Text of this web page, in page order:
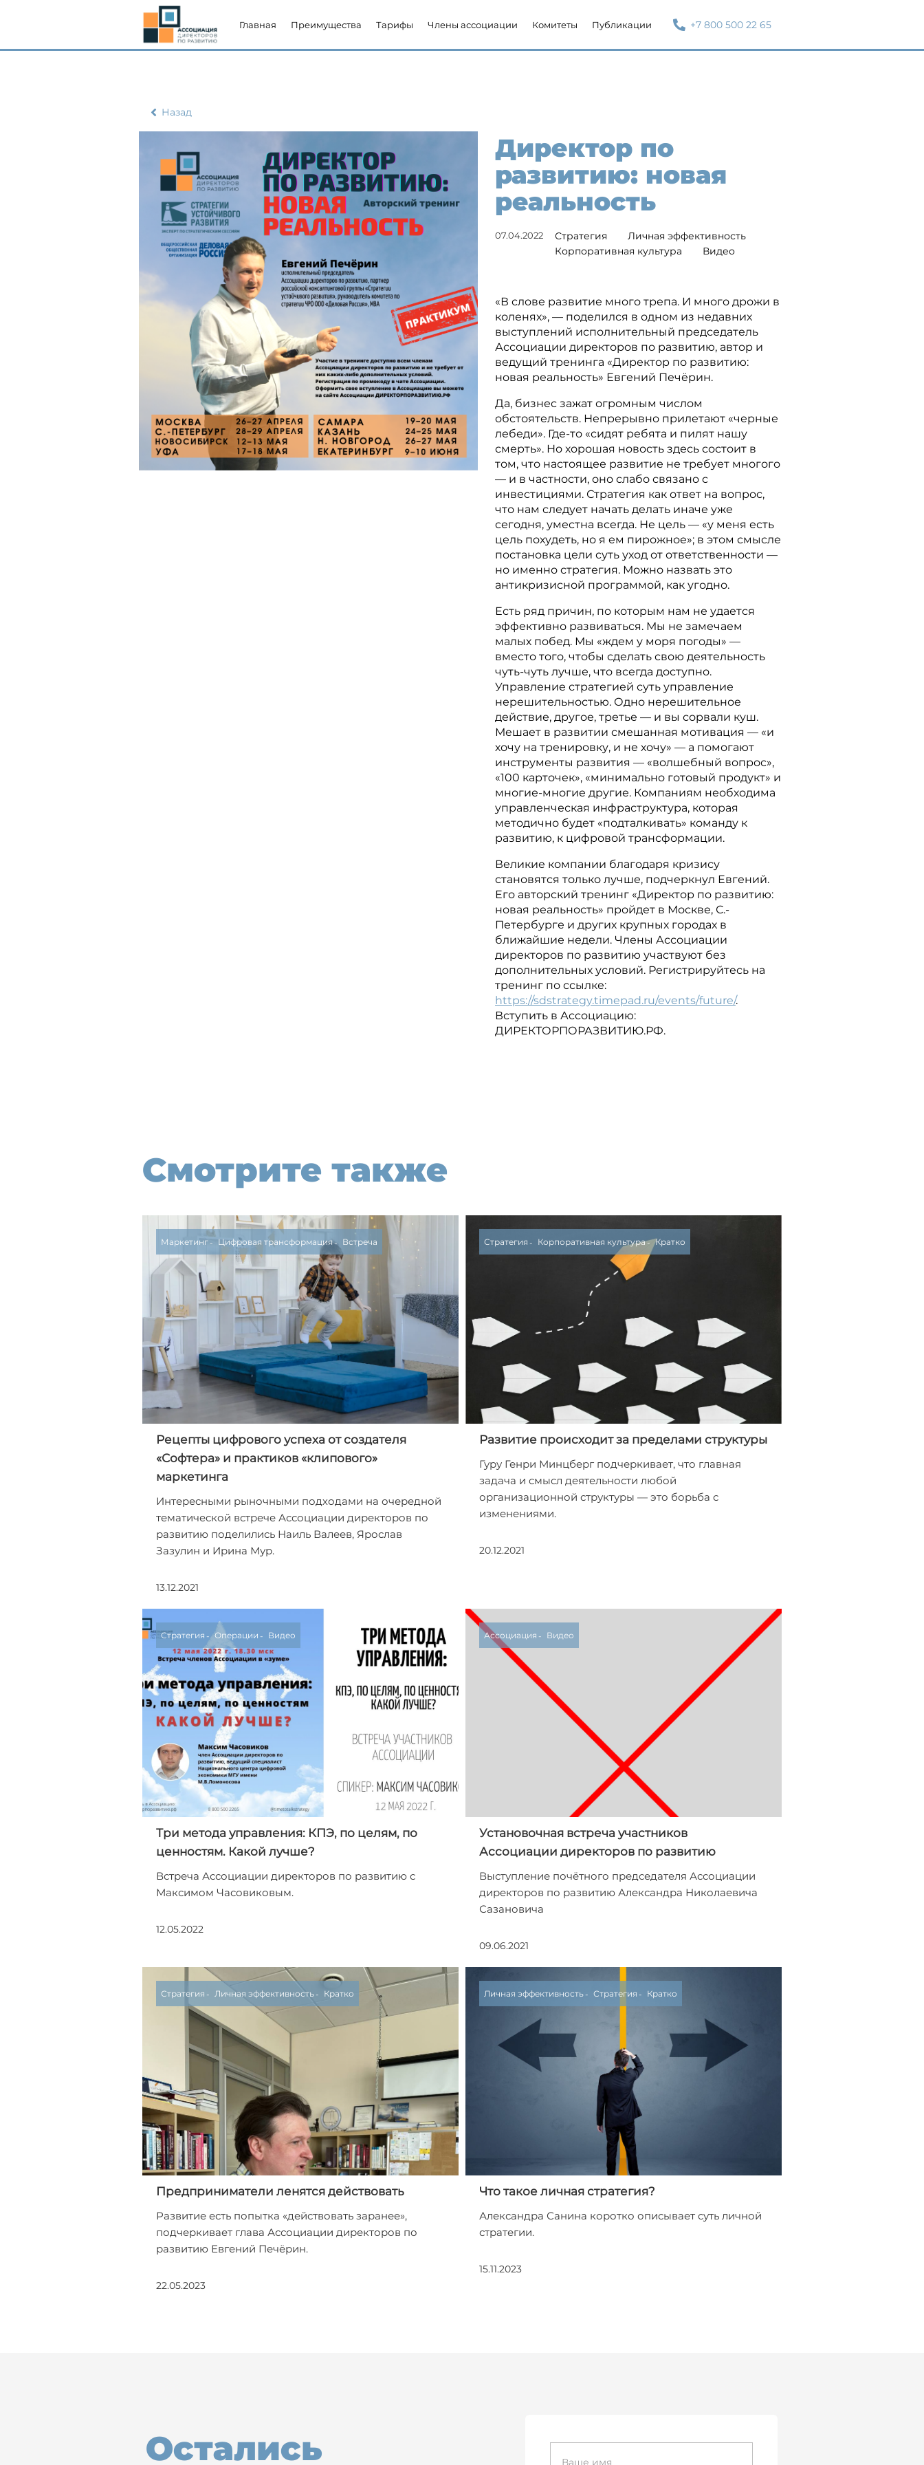
Главная Преимущества Тарифы Члены ассоциации Комитеты Публикации +7 800 500 22 65
Назад
Директор по
развитию: новая
реальность
07.04.2022 Стратегия
Личная эффективность
Корпоративная культура
Видео
«В слове развитие много трепа. И много дрожи в
коленях», — поделился в одном из недавних
выступлений исполнительный председатель
Ассоциации директоров по развитию, автор и
ведущий тренинга «Директор по развитию:
новая реальность» Евгений Печёрин.
Да, бизнес зажат огромным числом
обстоятельств. Непрерывно прилетают «черные
лебеди». Где-то «сидят ребята и пилят нашу
смерть». Но хорошая новость здесь состоит в
том, что настоящее развитие не требует многого
— и в частности, оно слабо связано с
инвестициями. Стратегия как ответ на вопрос,
что нам следует начать делать иначе уже
сегодня, уместна всегда. Не цель — «у меня есть
цель похудеть, но я ем пирожное»; в этом смысле
постановка цели суть уход от ответственности —
но именно стратегия. Можно назвать это
антикризисной программой, как угодно.
Есть ряд причин, по которым нам не удается
эффективно развиваться. Мы не замечаем
малых побед. Мы «ждем у моря погоды» —
вместо того, чтобы сделать свою деятельность
чуть-чуть лучше, что всегда доступно.
Управление стратегией суть управление
нерешительностью. Одно нерешительное
действие, другое, третье — и вы сорвали куш.
Мешает в развитии смешанная мотивация — «и
хочу на тренировку, и не хочу» — а помогают
инструменты развития — «волшебный вопрос»,
«100 карточек», «минимально готовый продукт» и
многие-многие другие. Компаниям необходима
управленческая инфраструктура, которая
методично будет «подталкивать» команду к
развитию, к цифровой трансформации.
Великие компании благодаря кризису
становятся только лучше, подчеркнул Евгений.
Его авторский тренинг «Директор по развитию:
новая реальность» пройдет в Москве, С.-
Петербурге и других крупных городах в
ближайшие недели. Члены Ассоциации
директоров по развитию участвуют без
дополнительных условий. Регистрируйтесь на
тренинг по ссылке:
https://sdstrategy.timepad.ru/events/future/.
Вступить в Ассоциацию:
ДИРЕКТОРПОРАЗВИТИЮ.РФ.
Смотрите также
Маркетинг Цифровая трансформация Встреча
Рецепты цифрового успеха от создателя
«Софтера» и практиков «клипового»
маркетинга
Интересными рыночными подходами на очередной
тематической встрече Ассоциации директоров по
развитию поделились Наиль Валеев, Ярослав
Зазулин и Ирина Мур.
13.12.2021
Стратегия Корпоративная культура Кратко
Развитие происходит за пределами структуры
Гуру Генри Минцберг подчеркивает, что главная
задача и смысл деятельности любой
организационной структуры — это борьба с
изменениями.
20.12.2021
Стратегия Операции Видео
Три метода управления: КПЭ, по целям, по
ценностям. Какой лучше?
Встреча Ассоциации директоров по развитию с
Максимом Часовиковым.
12.05.2022
Ассоциация Видео
Установочная встреча участников
Ассоциации директоров по развитию
Выступление почётного председателя Ассоциации
директоров по развитию Александра Николаевича
Сазановича
09.06.2021
Стратегия Личная эффективность Кратко
Предприниматели ленятся действовать
Развитие есть попытка «действовать заранее»,
подчеркивает глава Ассоциации директоров по
развитию Евгений Печёрин.
22.05.2023
Личная эффективность Стратегия Кратко
Что такое личная стратегия?
Александра Санина коротко описывает суть личной
стратегии.
15.11.2023
Остались